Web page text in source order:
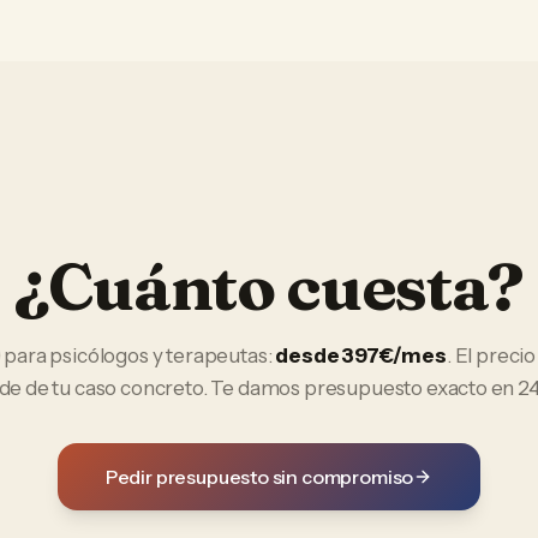
¿Cuánto cuesta?
parapsicólogos y terapeutas: desde 397€/mes. El
de tu caso concreto. Te damos presupuesto exacto en
Pedir presupuesto sin compromiso